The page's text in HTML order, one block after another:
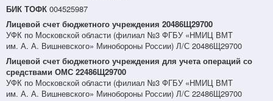
БИК ТОФК 004525987
Лицевой счет бюджетного учреждения 20486Щ29700
УФК по Московской области (филиал №3 ФГБУ «НМИЦ ВМТ
им. А. А. Вишневского» Минобороны России) Л/С 20486Щ29700
Лицевой счет бюджетного учреждения для учета операций со
средствами ОМС 22486Щ29700
УФК по Московской области (филиал №3 ФГБУ «НМИЦ ВМТ
им. А. А. Вишневского» Минобороны России) Л/С 22486Щ29700